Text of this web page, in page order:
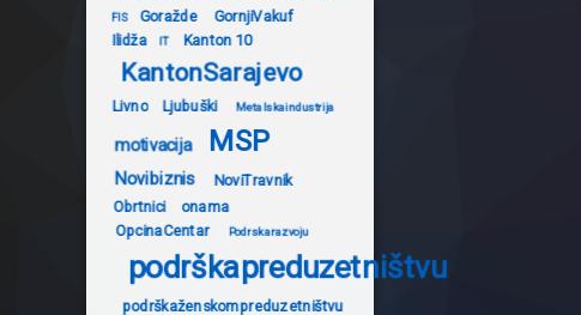
FIS Goražde
GornjiVakuf
Ilidža
IT Kanton 10
KantonSarajevo
Livno Ljubuški Metalskaindustrija
motivacija MSP
Novibiznis
NoviTravnik
Obrtnici
onama
OpcinaCentar
Podrskarazvoju
podrškapreduzetništvu
podrškaženskompreduzetništvu